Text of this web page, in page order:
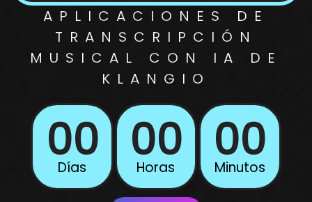
APLICACIONES DE
TRANSCRIPCIÓN
MUSICAL
CON IA DE
KLANGIO
00
Días 00
Horas 00
Minutos